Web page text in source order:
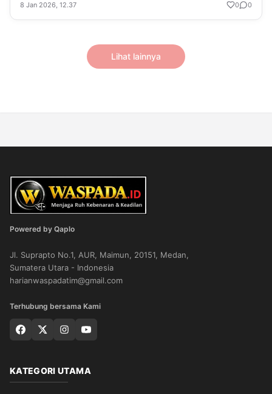
8 Jan 2026, 12.37 0 0
Lihat lainnya
Powered by Qaplo
Jl. Suprapto No.1, AUR, Maimun, 20151, Medan,
Sumatera Utara - Indonesia
harianwaspadatim@gmail.com
Terhubung bersama Kami
KATEGORI UTAMA